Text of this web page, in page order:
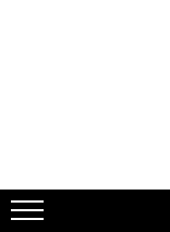
CADOU MAMĂ
CADOU FIICĂ
RUCSACURI DAMA
CURELE DAMA
PORTOFELE BARBATI
RUCSACURI BARBATI